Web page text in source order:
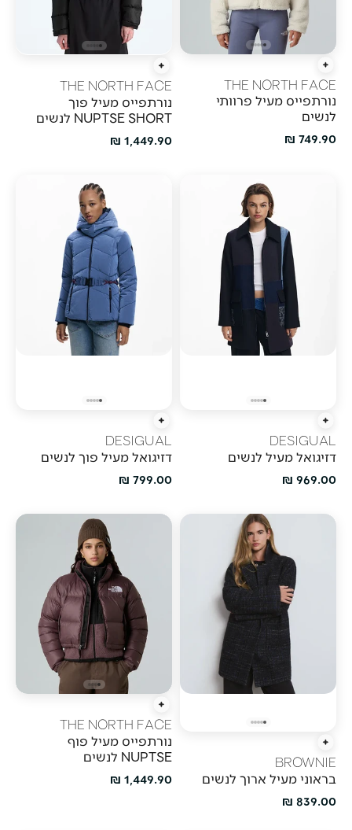
הוספה מהירה
THE NORTH FACE
נורתפייס מעיל פרוותי
לנשים
מחיר מבצע
749.90 ₪
הוספה מהירה
THE NORTH FACE
נורתפייס מעיל פוך
NUPTSE SHORT לנשים
מחיר מבצע
1,449.90 ₪
הוספה מהירה
DESIGUAL
דזיגואל מעיל לנשים
מחיר מבצע
969.00 ₪
הוספה מהירה
DESIGUAL
דזיגואל מעיל פוך לנשים
מחיר מבצע
799.00 ₪
הוספה מהירה
BROWNIE
בראוני מעיל ארוך לנשים
מחיר מבצע
839.00 ₪
הוספה מהירה
THE NORTH FACE
נורתפייס מעיל פוף
NUPTSE לנשים
מחיר מבצע
1,449.90 ₪